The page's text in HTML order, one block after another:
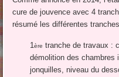
cure de jouvence avec 4
résumé les différentes
1ère tranche de travaux :
démolition des chambres
jonquilles, niveau du